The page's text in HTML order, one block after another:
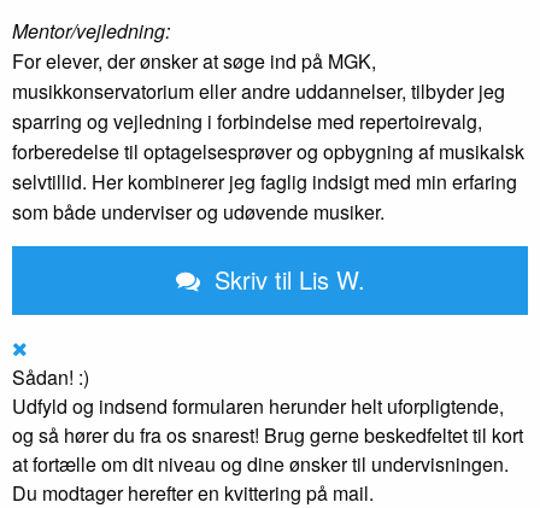
Mentor/vejledning:
For elever, der ønsker at søge ind på MGK,
musikkonservatorium eller andre uddannelser, tilbyder jeg
sparring og vejledning i forbindelse med repertoirevalg,
forberedelse til optagelsesprøver og opbygning af musikalsk
selvtillid. Her kombinerer jeg faglig indsigt med min erfaring
som både underviser og udøvende musiker.
Skriv til Lis W.
Sådan! :)
Udfyld og indsend formularen herunder helt uforpligtende,
og så hører du fra os snarest! Brug gerne beskedfeltet til kort
at fortælle om dit niveau og dine ønsker til undervisningen.
Du modtager herefter en kvittering på mail.